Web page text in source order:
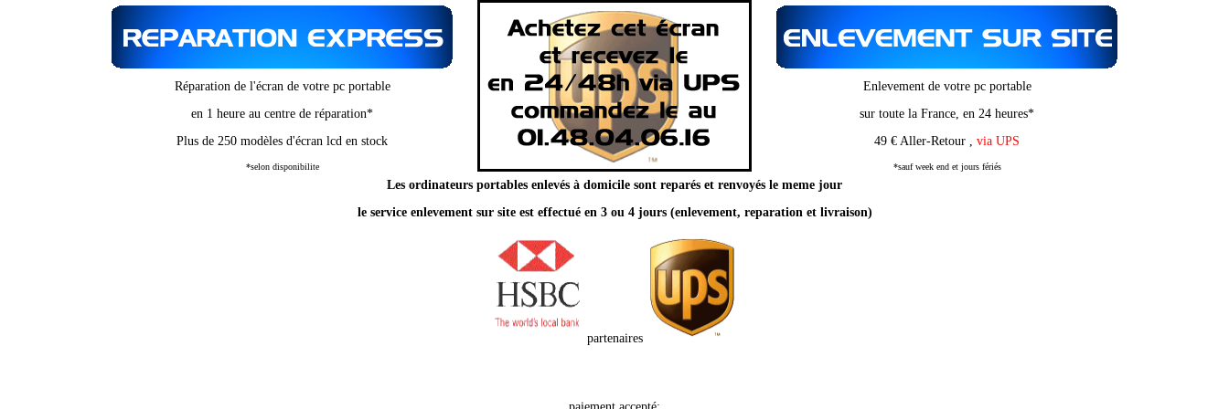
Réparation de l'écran de votre pc portable
en 1 heure au centre de réparation*
Plus de 250 modèles d'écran lcd en stock
*selon disponibilite
Enlevement de votre pc portable
sur toute la France, en 24 heures*
49 € Aller-Retour , via UPS
*sauf week end et jours fériés
Les ordinateurs portables enlevés à domicile sont reparés et renvoyés le meme jour
le service enlevement sur site est effectué en 3 ou 4 jours (enlevement, reparation et livraison)
partenaires